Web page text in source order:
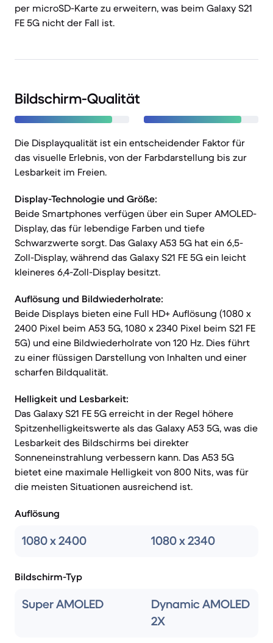
per microSD-Karte zu erweitern, was beim Galaxy S21
FE 5G nicht der Fall ist.
Bildschirm-Qualität
Die Displayqualität ist ein entscheidender Faktor für
das visuelle Erlebnis, von der Farbdarstellung bis zur
Lesbarkeit im Freien.
Display-Technologie und Größe:
Beide Smartphones verfügen über ein Super AMOLED-
Display, das für lebendige Farben und tiefe
Schwarzwerte sorgt. Das Galaxy A53 5G hat ein 6,5-
Zoll-Display, während das Galaxy S21 FE 5G ein leicht
kleineres 6,4-Zoll-Display besitzt.
Auflösung und Bildwiederholrate:
Beide Displays bieten eine Full HD+ Auflösung (1080 x
2400 Pixel beim A53 5G, 1080 x 2340 Pixel beim S21 FE
5G) und eine Bildwiederholrate von 120 Hz. Dies führt
zu einer flüssigen Darstellung von Inhalten und einer
scharfen Bildqualität.
Helligkeit und Lesbarkeit:
Das Galaxy S21 FE 5G erreicht in der Regel höhere
Spitzenhelligkeitswerte als das Galaxy A53 5G, was die
Lesbarkeit des Bildschirms bei direkter
Sonneneinstrahlung verbessern kann. Das A53 5G
bietet eine maximale Helligkeit von 800 Nits, was für
die meisten Situationen ausreichend ist.
Auflösung
1080 x 2400 1080 x 2340
Bildschirm-Typ
Super AMOLED
Dynamic AMOLED
2X